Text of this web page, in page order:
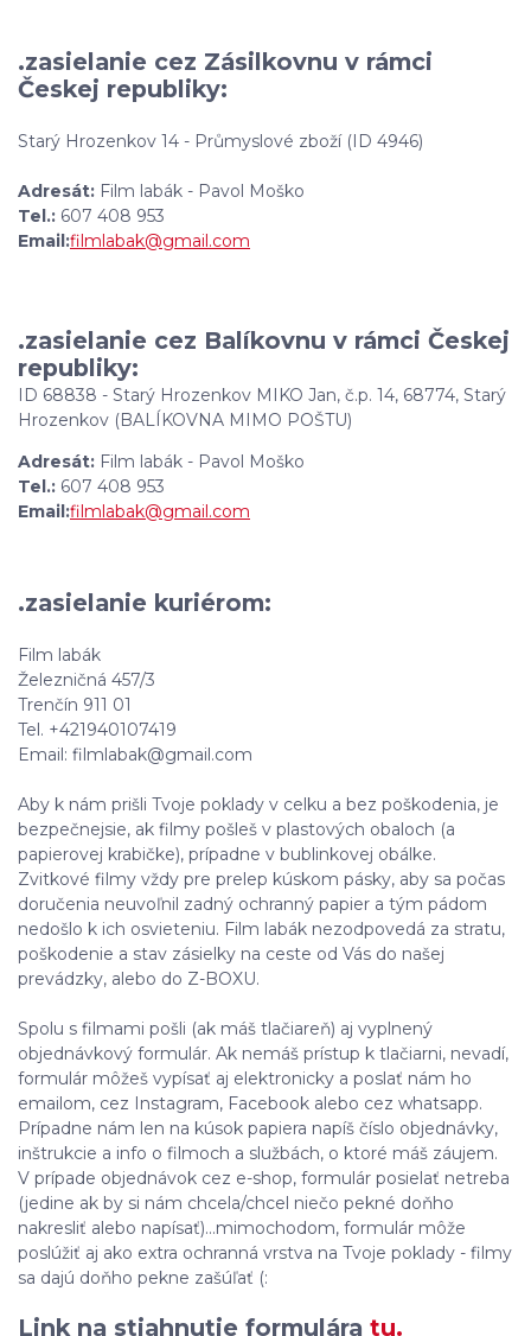
.zasielanie cez Zásilkovnu v rámci
Českej republiky:
Starý Hrozenkov 14 - Průmyslové zboží (ID 4946)
Adresát: Film labák - Pavol Moško
Tel.: 607 408 953
Email:filmlabak@gmail.com
.zasielanie cez Balíkovnu v rámci Českej
republiky:
ID 68838 - Starý Hrozenkov MIKO Jan, č.p. 14, 68774, Starý
Hrozenkov (BALÍKOVNA MIMO POŠTU)
Adresát: Film labák - Pavol Moško
Tel.: 607 408 953
Email:filmlabak@gmail.com
.zasielanie kuriérom:
Film labák
Železničná 457/3
Trenčín 911 01
Tel. +421940107419
Email: filmlabak@gmail.com
Aby k nám prišli Tvoje poklady v celku a bez poškodenia, je
bezpečnejsie, ak filmy pošleš v plastových obaloch (a
papierovej krabičke), prípadne v bublinkovej obálke.
Zvitkové filmy vždy pre prelep kúskom pásky, aby sa počas
doručenia neuvoľnil zadný ochranný papier a tým pádom
nedošlo k ich osvieteniu. Film labák nezodpovedá za stratu,
poškodenie a stav zásielky na ceste od Vás do našej
prevádzky, alebo do Z-BOXU.
Spolu s filmami pošli (ak máš tlačiareň) aj vyplnený
objednávkový formulár. Ak nemáš prístup k tlačiarni, nevadí,
formulár môžeš vypísať aj elektronicky a poslať nám ho
emailom, cez Instagram, Facebook alebo cez whatsapp.
Prípadne nám len na kúsok papiera napíš číslo objednávky,
inštrukcie a info o filmoch a službách, o ktoré máš záujem.
V prípade objednávok cez e-shop, formulár posielať netreba
(jedine ak by si nám chcela/chcel niečo pekné doňho
nakresliť alebo napísať)...mimochodom, formulár môže
poslúžiť aj ako extra ochranná vrstva na Tvoje poklady - filmy
sa dajú doňho pekne zašúľať (:
Link na stiahnutie formulára tu.